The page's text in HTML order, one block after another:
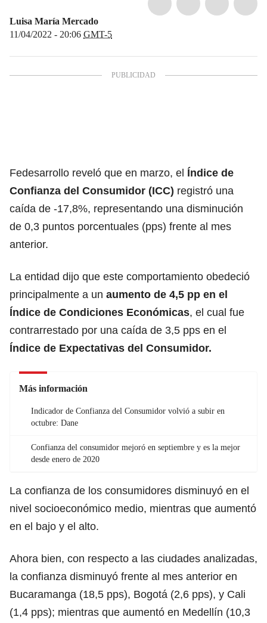
Luisa María Mercado
11/04/2022 - 20:06 GMT-5
Fedesarrollo reveló que en marzo, el Índice de
Confianza del Consumidor (ICC) registró una
caída de -17,8%, representando una disminución
de 0,3 puntos porcentuales (pps) frente al mes
anterior.
La entidad dijo que este comportamiento obedeció
principalmente a un aumento de 4,5 pp en el
Índice de Condiciones Económicas, el cual fue
contrarrestado por una caída de 3,5 pps en el
Índice de Expectativas del Consumidor.
Más información
Indicador de Confianza del Consumidor volvió a subir en
octubre: Dane
Confianza del consumidor mejoró en septiembre y es la mejor
desde enero de 2020
La confianza de los consumidores disminuyó en el
nivel socioeconómico medio, mientras que aumentó
en el bajo y el alto.
Ahora bien, con respecto a las ciudades analizadas,
la confianza disminuyó frente al mes anterior en
Bucaramanga (18,5 pps), Bogotá (2,6 pps), y Cali
(1,4 pps); mientras que aumentó en Medellín (10,3